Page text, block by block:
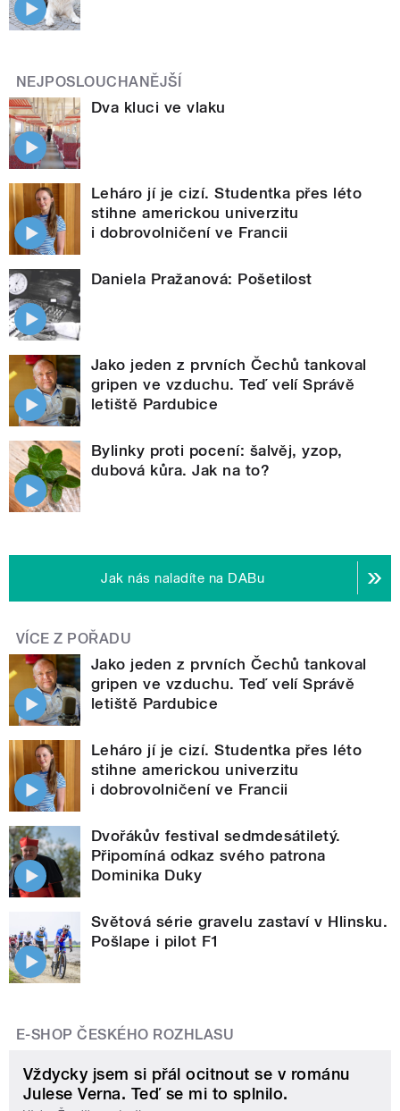
NEJPOSLOUCHANĚJŠÍ
Dva kluci ve vlaku
Leháro jí je cizí. Studentka přes léto
stihne americkou univerzitu
i dobrovolničení ve Francii
Daniela Pražanová: Pošetilost
Jako jeden z prvních Čechů tankoval
gripen ve vzduchu. Teď velí Správě
letiště Pardubice
Bylinky proti pocení: šalvěj, yzop,
dubová kůra. Jak na to?
Jak nás naladíte na DABu
VÍCE Z POŘADU
Jako jeden z prvních Čechů tankoval
gripen ve vzduchu. Teď velí Správě
letiště Pardubice
Leháro jí je cizí. Studentka přes léto
stihne americkou univerzitu
i dobrovolničení ve Francii
Dvořákův festival sedmdesátiletý.
Připomíná odkaz svého patrona
Dominika Duky
Světová série gravelu zastaví v Hlinsku.
Pošlape i pilot F1
E-SHOP ČESKÉHO ROZHLASU
Vždycky jsem si přál ocitnout se v románu
Julese Verna. Teď se mi to splnilo.